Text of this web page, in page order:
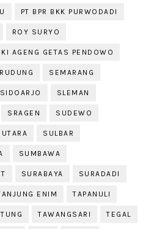
PT BPR BKK PURWODADI
ROY SURYO
AGENG GETAS PENDOWO
SEMARANG
SIDOARJO SLEMAN
SRAGEN SUDEWO
SULBAR
SUMBAWA
SURABAYA SURADADI
ENIM TAPANULI
TAWANGSARI TEGAL